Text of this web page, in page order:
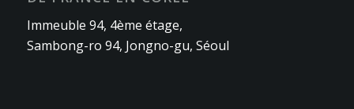
Immeuble 94, 4ème étage,
Sambong-ro 94, Jongno-gu, Séoul